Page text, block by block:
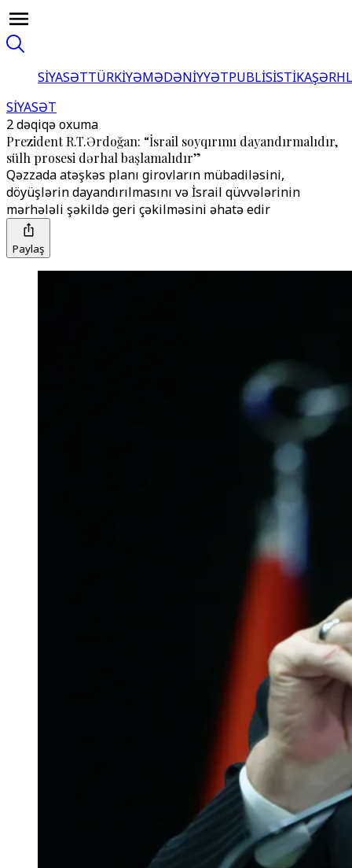
SİYASƏTTÜRKİYƏMƏDƏNİYYƏTPUBLİSİSTİKA
SİYASƏT
2 dəqiqə oxuma
Prezident R.T.Ərdoğan: “İsrail soyqırımı dayandırmalıdır,
sülh prosesi dərhal başlamalıdır”
Qəzzada atəşkəs planı girovların mübadiləsini,
döyüşlərin dayandırılmasını və İsrail qüvvələrinin
mərhələli şəkildə geri çəkilməsini əhatə edir
Paylaş